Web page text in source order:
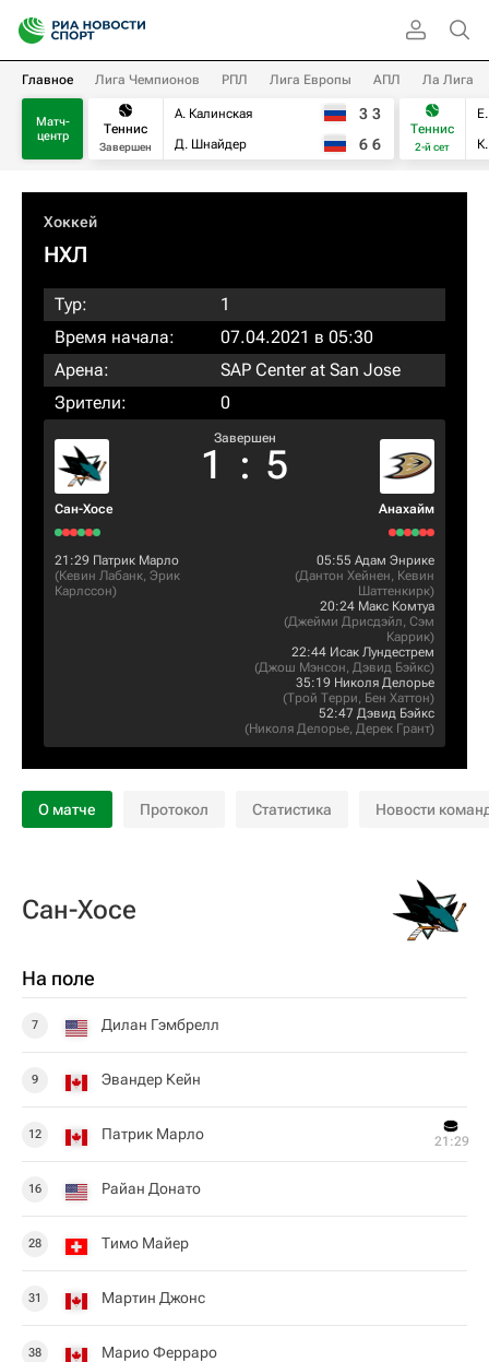
Главное Лига Чемпионов РПЛ Лига Европы АПЛ Ла Лига
Матч-
центр
Теннис
Завершен
А. Калинская
Д. Шнайдер
3 3
6 6
Теннис
2-й сет
Хоккей
НХЛ
Тур:
1
Время начала:
07.04.2021 в 05:30
Арена:
SAP Center at San Jose
Зрители:
0
Сан-Хосе
Завершен
1 : 5
Анахайм
21:29 Патрик Марло
(Кевин Лабанк, Эрик
Карлссон)
05:55 Адам Энрике
(Дантон Хейнен, Кевин
Шаттенкирк)
20:24 Макс Комтуа
(Джейми Дрисдэйл, Сэм
Каррик)
22:44 Исак Лундестрем
(Джош Мэнсон, Дэвид Бэйкс)
35:19 Николя Делорье
(Трой Терри, Бен Хаттон)
52:47 Дэвид Бэйкс
(Николя Делорье, Дерек Грант)
О матче Протокол Статистика Новости
Сан-Хосе
На поле
7 Дилан Гэмбрелл
9 Эвандер Кейн
12 Патрик Марло 21:29
16 Райан Донато
28 Тимо Майер
31 Мартин Джонс
38 Марио Ферраро